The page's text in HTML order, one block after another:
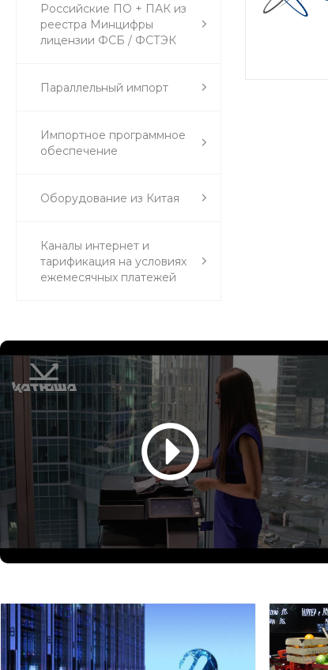
Российские ПО + ПАК из
реестра Минцифры
лицензии ФСБ / ФСТЭК
Параллельный импорт
Импортное программное
обеспечение
Оборудование из Китая
Каналы интернет и
тарификация на условиях
ежемесячных платежей